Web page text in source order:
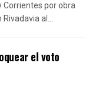
Corrientes por obra
al...
el voto